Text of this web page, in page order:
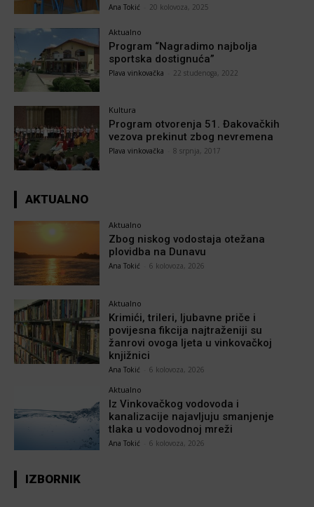
Ana Tokić 20 kolovoza, 2025
Aktualno
Program “Nagradimo najbolja
sportska dostignuća”
Plava vinkovačka 22 studenoga, 2022
Kultura
Program otvorenja 51. Đakovačkih
vezova prekinut zbog nevremena
Plava vinkovačka 8 srpnja, 2017
AKTUALNO
Aktualno
Zbog niskog vodostaja otežana
plovidba na Dunavu
Ana Tokić 6 kolovoza, 2026
Aktualno
Krimići, trileri, ljubavne priče i
povijesna fikcija najtraženiji su
žanrovi ovoga ljeta u vinkovačkoj
knjižnici
Ana Tokić 6 kolovoza, 2026
Aktualno
Iz Vinkovačkog vodovoda i
kanalizacije najavljuju smanjenje
tlaka u vodovodnoj mreži
Ana Tokić 6 kolovoza, 2026
IZBORNIK